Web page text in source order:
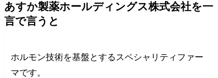
あすか製薬ホールディングス株式会社を一
言で言うと
ホルモン技術を基盤とするスペシャリティファー
マです。